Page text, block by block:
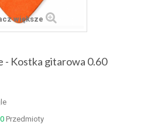
większe
- Kostka gitarowa 0.60
Przedmioty